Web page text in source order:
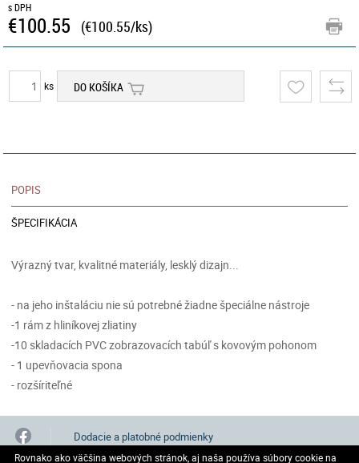
s DPH
€100.55 (€100.55/ks)
ks DO KOŠÍKA
POPIS
ŠPECIFIKÁCIA
Výrazný tvar, kvalitné materiály, lesklý dizajn...
- na jeho inštaláciu nie sú potrebné žiadne špeciálne nástroje
-1 rám z hliníkovej zliatiny
-10 skladacích PVC zobrazovacích tabúľ s kovovým pohonom
- 1 upevňovacia spona
- rozšíriteľné
Dodacie a platobné podmienky
Rovnako ako väčšina webových stránok, aj naša používa súbory cookie na